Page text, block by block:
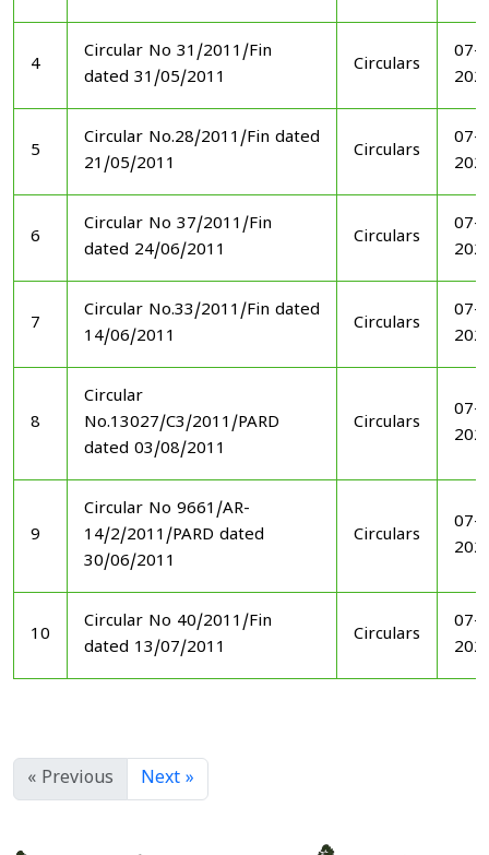
4
Circular No 31/2011/Fin
dated 31/05/2011
Circulars
07-
5
Circular No.28/2011/Fin dated
21/05/2011
Circulars
07-
6
Circular No 37/2011/Fin
dated 24/06/2011
Circulars
07-
7
Circular No.33/2011/Fin dated
14/06/2011
Circulars
07-
8
Circular
No.13027/C3/2011/PARD
dated 03/08/2011
Circulars
07-
9
Circular No 9661/AR-
14/2/2011/PARD dated
30/06/2011
Circulars
07-
10
Circular No 40/2011/Fin
dated 13/07/2011
Circulars
07-
« Previous Next »